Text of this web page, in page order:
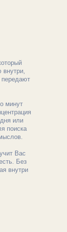
внутри,
передают
минут
или
поиска
Вас
Без
внутри